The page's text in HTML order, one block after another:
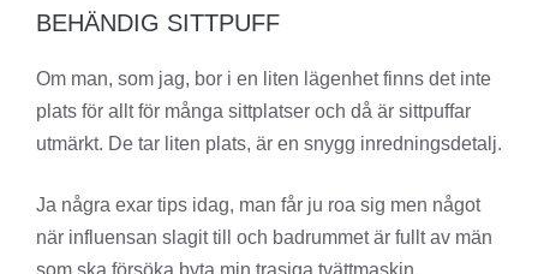
BEHÄNDIG SITTPUFF
Om man, som jag, bor i en liten lägenhet finns det inte
plats för allt för många sittplatser och då är sittpuffar
utmärkt. De tar liten plats, är en snygg inredningsdetalj.
Ja några exar tips idag, man får ju roa sig men något
när influensan slagit till och badrummet är fullt av män